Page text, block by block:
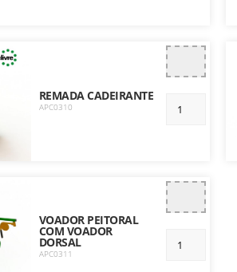
REMADA CADEIRANTE
APC0310
VOADOR PEITORAL
COM VOADOR
DORSAL
APC0311